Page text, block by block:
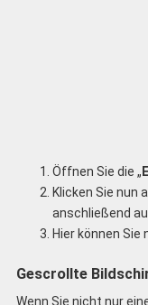
Öffnen Sie die „
Klicken Sie nun
anschließend
Hier können Sie
Gescrollte
Wenn Sie nicht nur